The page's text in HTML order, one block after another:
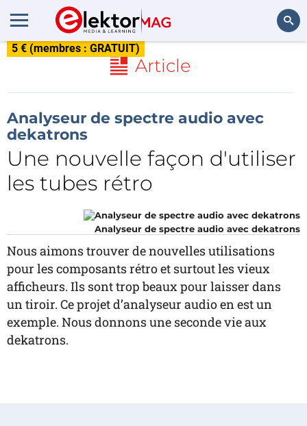
5 € (membres : GRATUIT)
Article
Analyseur de spectre audio avec
dekatrons
Une nouvelle façon d'utiliser
les tubes rétro
Analyseur de spectre audio avec dekatrons
Nous aimons trouver de nouvelles utilisations
pour les composants rétro et surtout les vieux
afficheurs. Ils sont trop beaux pour laisser dans
un tiroir. Ce projet d’analyseur audio en est un
exemple. Nous donnons une seconde vie aux
dekatrons.